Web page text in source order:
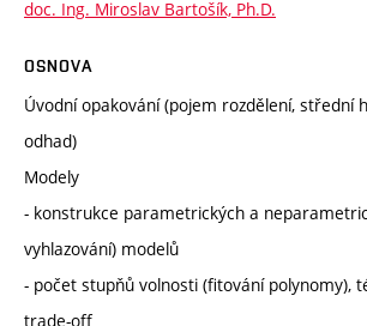
doc. Ing. Miroslav Bartošík, Ph.D.
OSNOVA
Úvodní opakování (pojem rozdělení, střední
odhad)
Modely
- konstrukce parametrických a
vyhlazování) modelů
- počet stupňů volnosti (fitování polynomy),
trade-off